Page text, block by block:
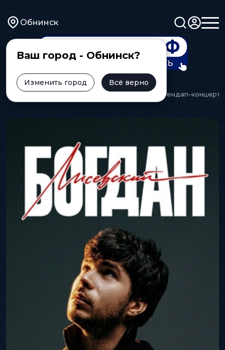
Обнинск
Ваш город - Обнинск?
Изменить город Всё верно
Главная Афиша Концерт Сольный стендап-концерт